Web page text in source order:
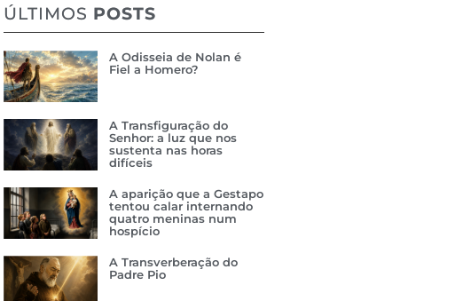
ÚLTIMOS POSTS
A Odisseia de Nolan é
Fiel a Homero?
A Transfiguração do
Senhor: a luz que nos
sustenta nas horas
difíceis
A aparição que a Gestapo
tentou calar internando
quatro meninas num
hospício
A Transverberação do
Padre Pio